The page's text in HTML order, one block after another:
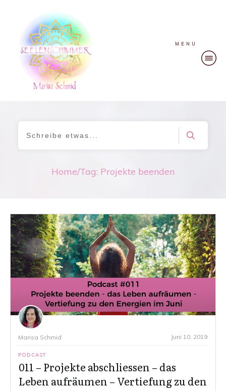
MENU
Home/Tag: Projekte beenden
Marisa Schmid Juni 10, 2019
PODCAST
011 – Projekte abschliessen – das
Leben aufräumen – Vertiefung zu den